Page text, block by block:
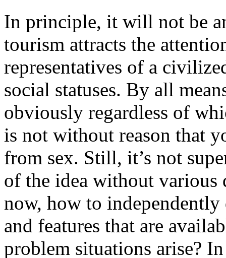
In principle, it will not be
tourism attracts the
representatives of a
social statuses. By all
obviously regardless of
is not without reason that
from sex. Still, it’s not
of the idea without
now, how to
and features that are
problem situations arise?